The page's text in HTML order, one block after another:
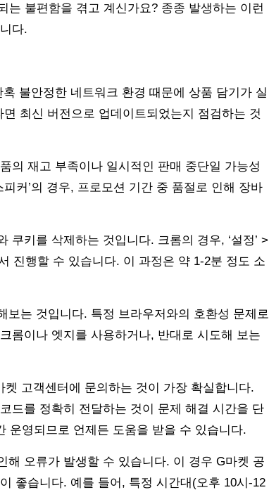
불편함을 겪고 계신가요? 종종 발생하는 이런
다.
불안정한 네트워크 환경 때문에 상품 담기가 실
최신 버전으로 업데이트되었는지 점검하는 것
의 재고 부족이나 일시적인 판매 중단일 가능성
커’의 경우, 프로모션 기간 중 품절로 인해 장바
쿠키를 삭제하는 것입니다. 크롬의 경우, ‘설정’ >
진행할 수 있습니다. 이 과정은 약 1-2분 정도 소
는 것입니다. 특정 브라우저와의 호환성 문제로
롬이나 엣지를 사용하거나, 반대로 시도해 보는
고객센터에 문의하는 것이 가장 확실합니다.
드를 정확히 전달하는 것이 문제 해결 시간을 단
운영되므로 언제든 도움을 받을 수 있습니다.
오류가 발생할 수 있습니다. 이 경우 G마켓 공
좋습니다. 예를 들어, 특정 시간대(오후 10시-12